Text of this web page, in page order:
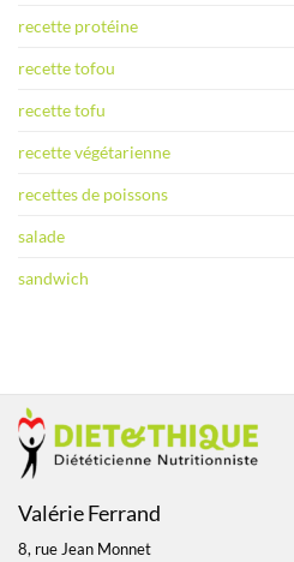
recette protéine
recette tofou
recette tofu
recette végétarienne
recettes de poissons
salade
sandwich
Valérie Ferrand
8, rue Jean Monnet